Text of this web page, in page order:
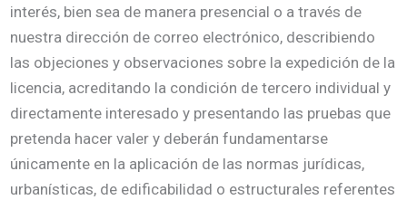
interés, bien sea de manera presencial o a través de
nuestra dirección de correo electrónico, describiendo
las objeciones y observaciones sobre la expedición de la
licencia, acreditando la condición de tercero individual y
directamente interesado y presentando las pruebas que
pretenda hacer valer y deberán fundamentarse
únicamente en la aplicación de las normas jurídicas,
urbanísticas, de edificabilidad o estructurales referentes